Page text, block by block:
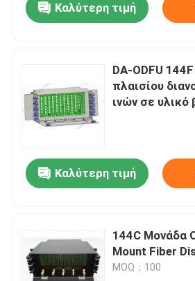
Καλύτερη τιμή
DA-ODFU
πλαισίου
ινών σε
Καλύτερη τιμή
144C Μονάδα
Mount Fiber
MOQ：100